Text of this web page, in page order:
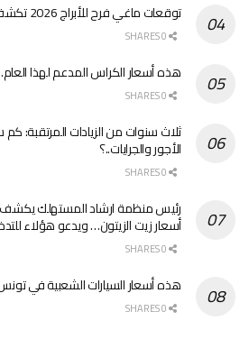
توقعات ماغي فرح للأبراج 2026 تكشف خريطة الحظ والتغيير..
هذه أسعار الكراس المدعم لهذا
ثلاث سنوات من الزيادات المرتقبة: كم
الأجور والجرايات..؟
رئيس منظمة ارشاد المستهلك يكشف
أسعار زيت الزيتون… ويدعو هؤلاء
هذه أسعار السيارات الشعبية في تونس